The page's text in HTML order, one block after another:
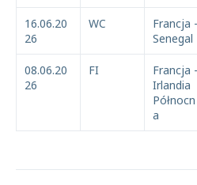
16.06.20
26
WC
Francja
Senegal
08.06.20
26
FI
Francja
Irlandia
Północn
a